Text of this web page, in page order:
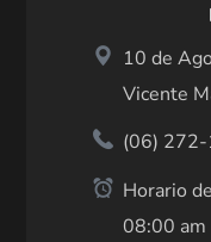
10 de
Vicente
(06)
Horario
08:00